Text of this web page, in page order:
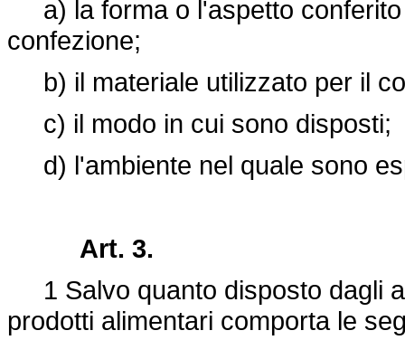
a) la forma o l'aspetto conferito
confezione;
b) il materiale utilizzato per il
c) il modo in cui sono disposti;
d) l'ambiente nel quale sono
Art. 3.
1 Salvo quanto disposto dagli
prodotti alimentari comporta le